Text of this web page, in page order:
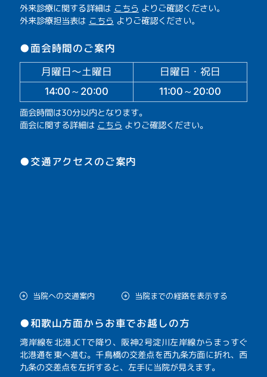
外来診療に関する詳細は こちら よりご確認ください。
外来診療担当表は こちら よりご確認ください。
●面会時間のご案内
月曜日～土曜日 日曜日・祝日
14:00～20:00 11:00～20:00
面会時間は30分以内となります。
面会に関する詳細は こちら よりご確認ください。
●交通アクセスのご案内
当院への交通案内 当院までの経路を表示する
●和歌山方面からお車でお越しの方
湾岸線を北港JCTで降り、阪神2号淀川左岸線からまっすぐ
北港通を東へ進む。千鳥橋の交差点を西九条方面に折れ、西
九条の交差点を左折すると、左手に当院が見えます。